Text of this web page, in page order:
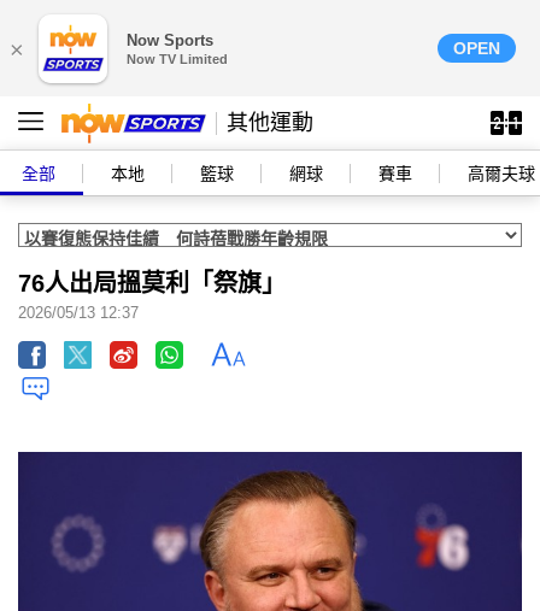
× Now Sports
Now TV Limited
OPEN
其他運動
全部 本地 籃球 網球 賽車 高爾夫球
76人出局搵莫利「祭旗」
2026/05/13 12:37